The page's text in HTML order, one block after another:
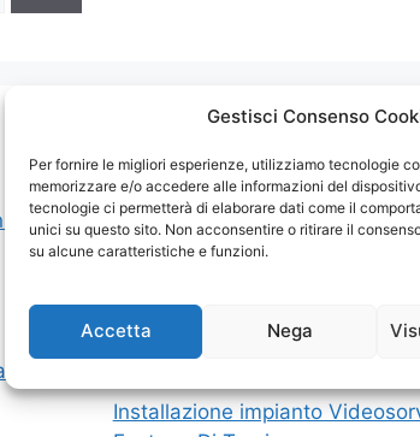
Gestisci Consenso
Per fornire le migliori esperienze, utilizziamo tecnologie
memorizzare e/o accedere alle informazioni del
tecnologie ci permetterà di elaborare dati come il
unici su questo sito. Non acconsentire o ritirare il
su alcune caratteristiche e funzioni.
Accetta Nega
Impianti Allarme Roma Conca
Impianti Allarme Roma Tivoli
Impianto Videosorveglianza San
Installazione impianto
Installazione impianto